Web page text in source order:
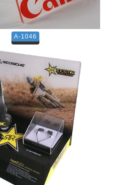
A-1046